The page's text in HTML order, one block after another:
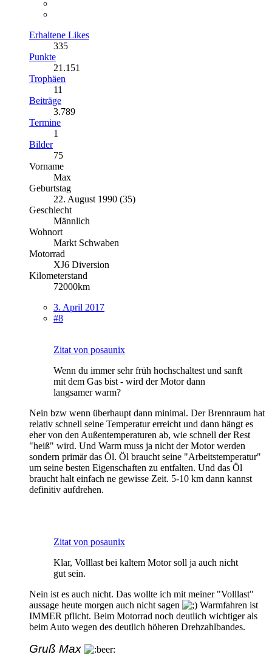
Erhaltene Likes
335
Punkte
21.151
Trophäen
11
Beiträge
3.789
Termine
1
Bilder
75
Vorname
Max
Geburtstag
22. August 1990 (35)
Geschlecht
Männlich
Wohnort
Markt Schwaben
Motorrad
XJ6 Diversion
Kilometerstand
72000km
3. April 2017
#8
Zitat von posaunix
Wenn du immer sehr früh hochschaltest und sanft
mit dem Gas bist - wird der Motor dann
langsamer warm?
Nein bzw wenn überhaupt dann minimal. Der Brennraum hat
relativ schnell seine Temperatur erreicht und dann hängt es
eher von den Außentemperaturen ab, wie schnell der Rest
"heiß" wird. Und Warm muss ja nicht der Motor werden
sondern primär das Öl. Öl braucht seine "Arbeitstemperatur"
um seine besten Eigenschaften zu entfalten. Und das Öl
braucht halt einfach ne gewisse Zeit. 5-10 km dann kannst
definitiv aufdrehen.
Zitat von posaunix
Klar, Volllast bei kaltem Motor soll ja auch nicht
gut sein.
Nein ist es auch nicht. Das wollte ich mit meiner "Volllast"
aussage heute morgen auch nicht sagen
Warmfahren ist
IMMER pflicht. Beim Motorrad noch deutlich wichtiger als
beim Auto wegen des deutlich höheren Drehzahlbandes.
Gruß Max